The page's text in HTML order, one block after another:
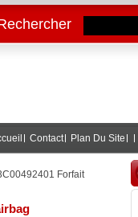
Contact Plan Du Site
Forfait